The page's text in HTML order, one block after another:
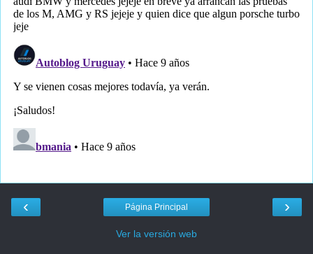
‹ ›
Página Principal
Ver la versión web